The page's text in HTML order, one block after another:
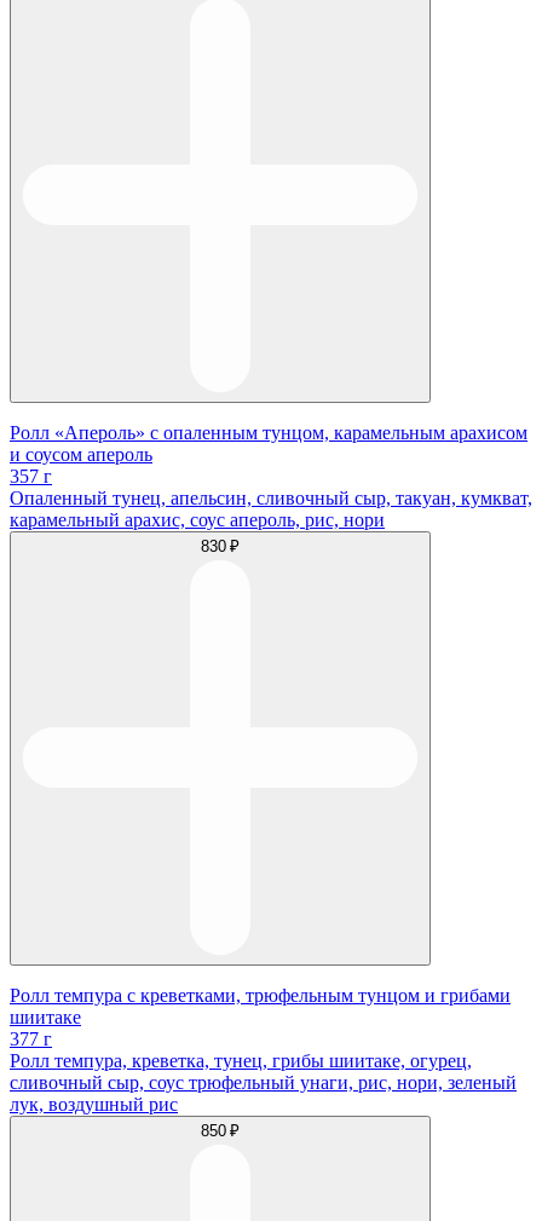
Ролл «Апероль» с опаленным тунцом, карамельным арахисом
и соусом апероль
357 г
Опаленный тунец, апельсин, сливочный сыр, такуан, кумкват,
карамельный арахис, соус апероль, рис, нори
830 ₽
Ролл темпура с креветками, трюфельным тунцом и грибами
шиитаке
377 г
Ролл темпура, креветка, тунец, грибы шиитаке, огурец,
сливочный сыр, соус трюфельный унаги, рис, нори, зеленый
лук, воздушный рис
850 ₽